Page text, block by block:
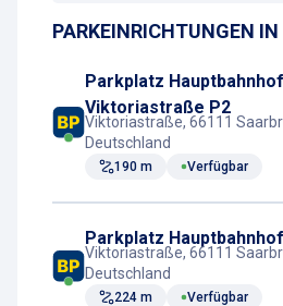
Parkscheinautomat
PARKEINRICHTUNGEN IN
Parkplatz Hauptbahnhof
Viktoriastraße P2
Viktoriastraße, 66111
Deutschland
190 m Verfügbar
Parkplatz
Viktoriastraße, 66111
Deutschland
224 m Verfügbar